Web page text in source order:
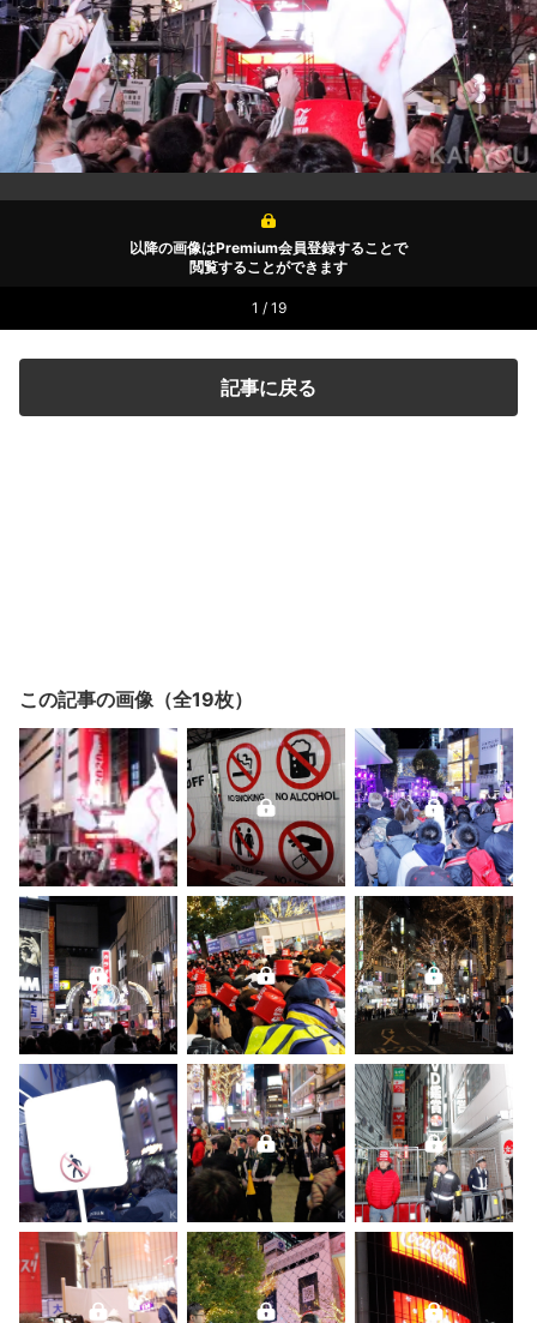
以降の画像はPremium会員登録することで
閲覧することができます
1 / 19
記事に戻る
この記事の画像（全19枚）